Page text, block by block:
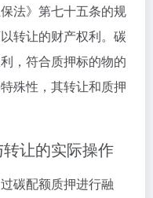
法》第七十五条的规
转让的财产权利。碳
，符合质押标的物的
殊性，其转让和质押
让的实际操作
碳配额质押进行融